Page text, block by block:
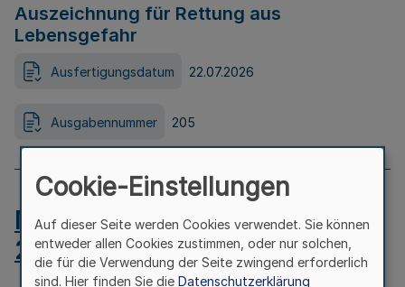
Auszeichnung für Rettung aus
Lebensgefahr
Ausfertigungsdatum 22.07.2026
Ausgabennummer 205
MB.NRW 2026 Nr. 204 vom
24.07.2026
Cookie-Einstellungen
Auf dieser Seite werden Cookies verwendet. Sie können
entweder allen Cookies zustimmen, oder nur solchen,
die für die Verwendung der Seite zwingend erforderlich
sind. Hier finden Sie die Datenschutzerklärung